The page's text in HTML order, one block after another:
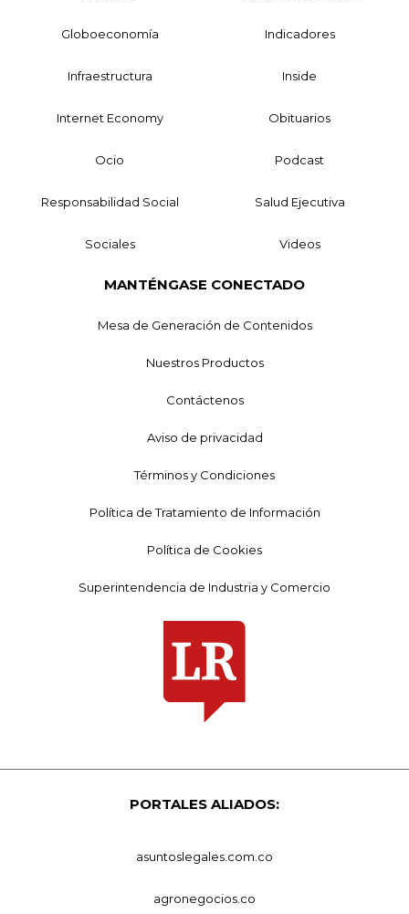
Globoeconomía Indicadores
Infraestructura Inside
Internet Economy Obituarios
Ocio Podcast
Responsabilidad Social Salud Ejecutiva
Sociales Videos
MANTÉNGASE CONECTADO
Mesa de Generación de Contenidos
Nuestros Productos
Contáctenos
Aviso de privacidad
Términos y Condiciones
Política de Tratamiento de Información
Política de Cookies
Superintendencia de Industria y Comercio
PORTALES ALIADOS:
asuntoslegales.com.co
agronegocios.co